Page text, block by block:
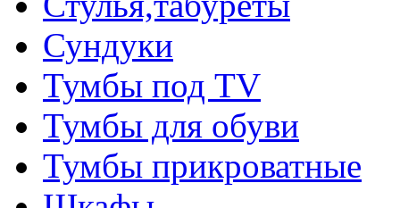
Сундуки
Тумбы под TV
Тумбы для обуви
Тумбы прикроватные